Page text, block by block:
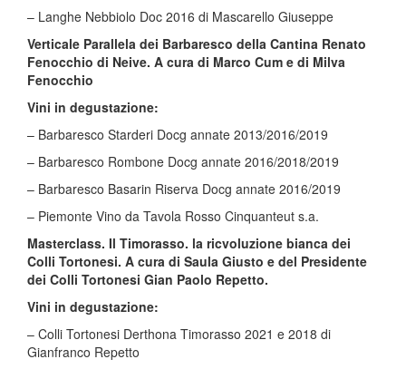
– Langhe Nebbiolo Doc 2016 di Mascarello Giuseppe
Verticale Parallela dei Barbaresco della Cantina Renato
Fenocchio di Neive. A cura di Marco Cum e di Milva
Fenocchio
Vini in degustazione:
– Barbaresco Starderi Docg annate 2013/2016/2019
– Barbaresco Rombone Docg annate 2016/2018/2019
– Barbaresco Basarin Riserva Docg annate 2016/2019
– Piemonte Vino da Tavola Rosso Cinquanteut s.a.
Masterclass. Il Timorasso. la ricvoluzione bianca dei
Colli Tortonesi. A cura di Saula Giusto e del Presidente
dei Colli Tortonesi Gian Paolo Repetto.
Vini in degustazione:
– Colli Tortonesi Derthona Timorasso 2021 e 2018 di
Gianfranco Repetto